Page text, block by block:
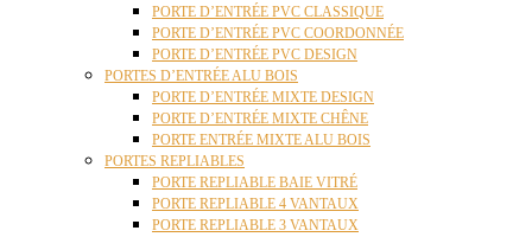
PORTE D’ENTRÉE PVC CLASSIQUE
PORTE D’ENTRÉE PVC COORDONNÉE
PORTE D’ENTRÉE PVC DESIGN
PORTES D’ENTRÉE ALU BOIS
PORTE D’ENTRÉE MIXTE DESIGN
PORTE D’ENTRÉE MIXTE CHÊNE
PORTE ENTRÉE MIXTE ALU BOIS
PORTES REPLIABLES
PORTE REPLIABLE BAIE VITRÉ
PORTE REPLIABLE 4 VANTAUX
PORTE REPLIABLE 3 VANTAUX